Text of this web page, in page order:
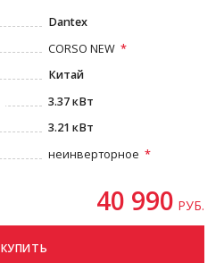
Dantex
CORSO NEW
Китай
3.37 кВт
3.21 кВт
неинверторное
40 990 РУБ.
КУПИТЬ